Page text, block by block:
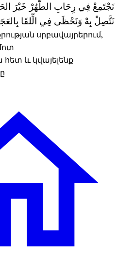
نَجْتَمِعْ فِي رِحَابِ الطُّهُرْ خَيْرَ
نَتَّصِلْ بِهْ وَنَحْظَى فِي الِّلقَا
սրբավայրերում,
և կվայելենք